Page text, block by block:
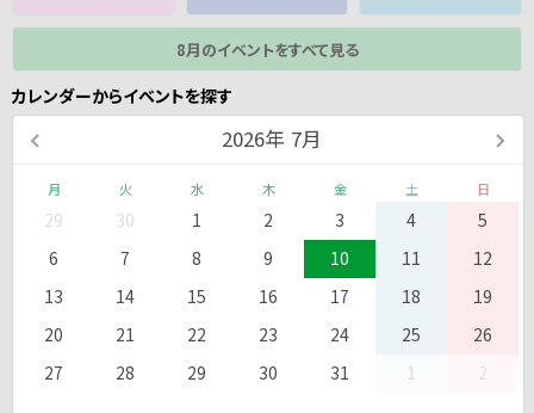
8月のイベントをすべて見る
カレンダーからイベントを探す
2026年 7月
月 火 水 木 金 土 日
29 30 1 2 3 4
5
6
7 8 9 10 11
12
13
14 15 16 17 18
19
20
21 22 23 24 25
26
27
28 29 30 31 1 2